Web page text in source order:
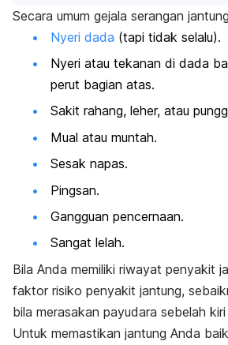
Secara umum gejala serangan
Nyeri dada (tapi tidak selalu).
Nyeri atau tekanan di dada
perut bagian atas.
Sakit rahang, leher, atau
Mual atau muntah.
Sesak napas.
Pingsan.
Gangguan pencernaan.
Sangat lelah.
Bila Anda memiliki riwayat penyakit
faktor risiko penyakit jantung,
bila merasakan payudara sebelah
Untuk memastikan jantung Anda